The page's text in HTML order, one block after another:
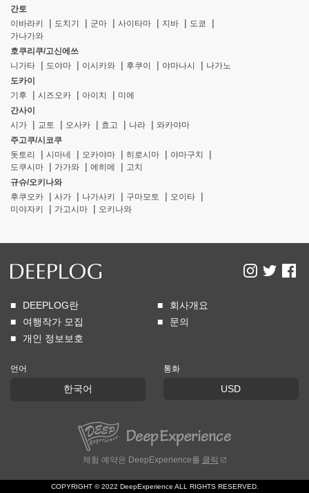
간토
이바라키
도치기 군마 사이타마 지바
도쿄
가나가와
호쿠리쿠/고신에쓰
니가타
도야마 이시카와 후쿠이 야마나시
나가노
도카이
기후
시즈오카 아이치
미에
간사이
시가
교토 오사카 효고 나라
와카야마
주고쿠/시코쿠
돗토리
시마네 오카야마 히로시마
야마구치
도쿠시마
가가와 에히메
고치
규슈/오키나와
후쿠오카
사가 나가사키 구마모토
오이타
미야자키
가고시마 오키나와
DEEPLOG란
회사개요
여행작가 모집
문의
개인 정보보호
언어
한국어
통화
USD
체험 예약은 DeepExperience를 클릭
COPYRIGHT © 2022 DeepExperience ALL RIGHTS RESERVED.